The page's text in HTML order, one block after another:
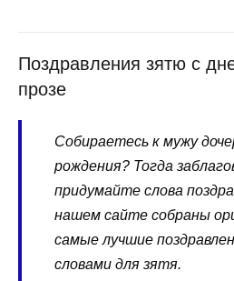
Поздравления зятю с
прозе
Собираетесь к мужу
рождения? Тогда
придумайте слова
нашем сайте собраны
самые лучшие
словами для зятя.